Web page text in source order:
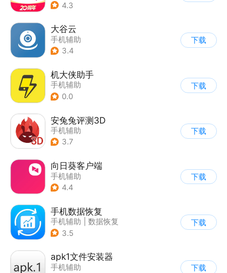
4.3
大谷云
手机辅助
3.4
下载
机大侠助手
手机辅助
0.0
下载
安兔兔评测3D
手机辅助
3.7
下载
向日葵客户端
手机辅助
4.4
下载
手机数据恢复
手机辅助
数据恢复
3.5
下载
apk1文件安装器
手机辅助
下载